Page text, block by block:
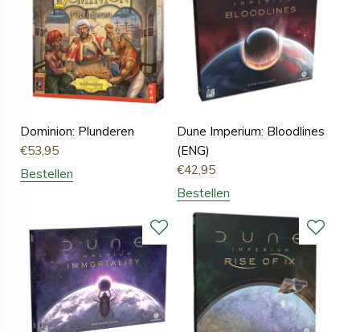
Dominion: Plunderen
€53,95
Bestellen
Dune Imperium: Bloodlines
(ENG)
€42,95
Bestellen